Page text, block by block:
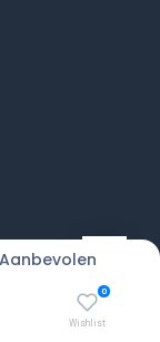
Aanbevolen
0
Wishlist